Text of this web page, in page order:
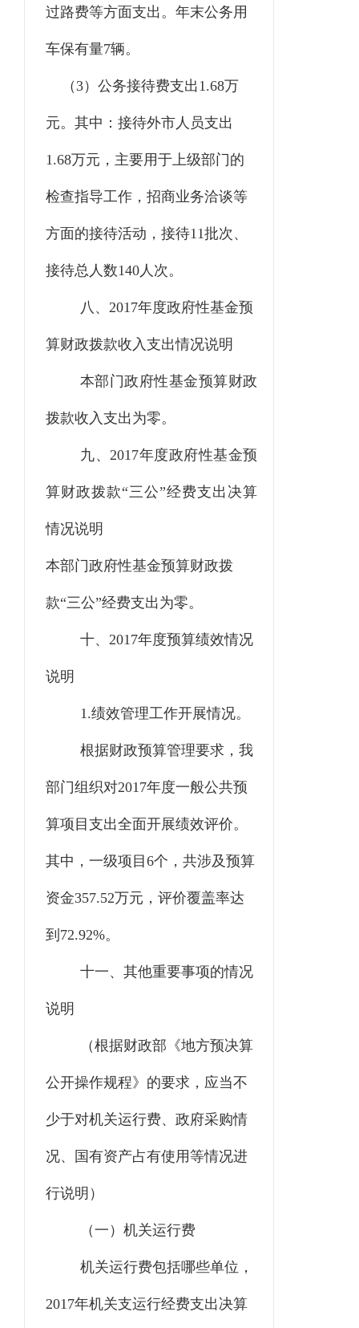
过路费等方面支出。年末公务用
车保有量7辆。
（3）公务接待费支出1.68万
元。其中：接待外市人员支出
1.68万元，主要用于上级部门的
检查指导工作，招商业务洽谈等
方面的接待活动，接待11批次、
接待总人数140人次。
八、 2017年度政府性基金预
算财政拨款收入支出情况说明
本部门政府性基金预算财政
拨款收入支出为零。
九、 2017年度政府性基金预
算财政拨款“三公”经费支出决算
情况说明
本部门政府性基金预算财政拨
款“三公”经费支出为零。
十、 2017年度预算绩效情况
说明
1.绩效管理工作开展情况。
根据财政预算管理要求，我
部门组织对2017年度一般公共预
算项目支出全面开展绩效评价。
其中，一级项目6个，共涉及预算
资金357.52万元，评价覆盖率达
到72.92%。
十一、其他重要事项的情况
说明
（根据财政部《地方预决算
公开操作规程》的要求，应当不
少于对机关运行费、政府采购情
况、国有资产占有使用等情况进
行说明）
（一）机关运行费
机关运行费包括哪些单位，
2017年机关支运行经费支出决算